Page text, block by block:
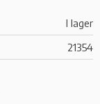
I lager
21354